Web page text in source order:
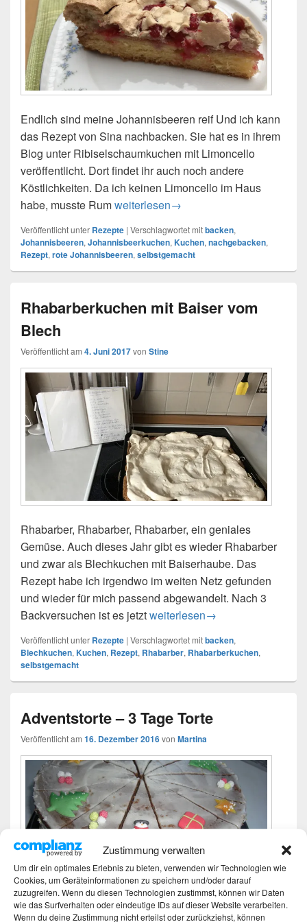
Zustimmung verwalten
Um dir ein optimales Erlebnis zu bieten, verwenden wir Technologien wie
Cookies, um Geräteinformationen zu speichern und/oder darauf
zuzugreifen. Wenn du diesen Technologien zustimmst, können wir Daten
wie das Surfverhalten oder eindeutige IDs auf dieser Website verarbeiten.
Wenn du deine Zustimmung nicht erteilst oder zurückziehst, können
Endlich sind meine Johannisbeeren reif Und ich kann
das Rezept von Sina nachbacken. Sie hat es in ihrem
Blog unter Ribiselschaumkuchen mit Limoncello
veröffentlicht. Dort findet ihr auch noch andere
Köstlichkeiten. Da ich keinen Limoncello im Haus
habe, musste RumJohannisbeerkuchen mit Baiser –
weiterlesen→
Veröffentlicht unter Rezepte | Verschlagwortet mitbacken,
Johannisbeeren, Johannisbeerkuchen, Kuchen, nachgebacken,
Rezept, rote Johannisbeeren, selbstgemacht
Rhabarberkuchen mit Baiser vom
Blech
Veröffentlicht am 4. Juni 2017von Stine
Rhabarber, Rhabarber, Rhabarber, ein geniales
Gemüse. Auch dieses Jahr gibt es wieder Rhabarber
und zwar als Blechkuchen mit Baiserhaube. Das
Rezept habe ich irgendwo im weiten Netz gefunden
und wieder für mich passend abgewandelt. Nach 3
Backversuchen ist es jetztRhabarberkuchen mit Baiser
weiterlesen→
Veröffentlicht unter Rezepte | Verschlagwortet mitbacken,
Blechkuchen, Kuchen, Rezept, Rhabarber, Rhabarberkuchen,
selbstgemacht
Adventstorte – 3 Tage Torte
Veröffentlicht am 16. Dezember 2016von Martina
Diese Adventstorte, auch 3-Tage-Torte genannt, sollte